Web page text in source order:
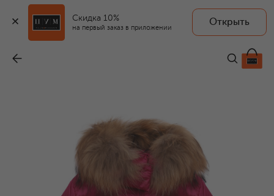
Скидка 10%
на первый заказ в приложении
Открыть
40 950 ₽